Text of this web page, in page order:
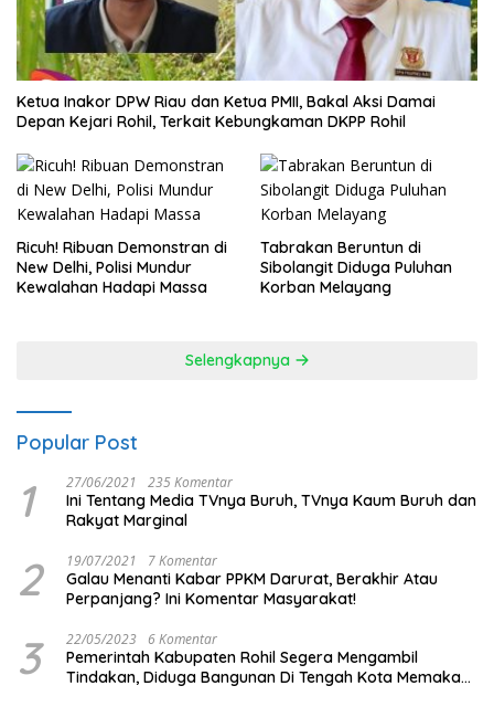
Ketua Inakor DPW Riau dan Ketua PMII, Bakal Aksi Damai
Depan Kejari Rohil, Terkait Kebungkaman DKPP Rohil
Ricuh! Ribuan Demonstran di
New Delhi, Polisi Mundur
Kewalahan Hadapi Massa
Tabrakan Beruntun di
Sibolangit Diduga Puluhan
Korban Melayang
Selengkapnya
Popular Post
1 27/06/2021 235 Komentar
Ini Tentang Media TVnya Buruh, TVnya Kaum Buruh dan
Rakyat Marginal
2 19/07/2021 7 Komentar
Galau Menanti Kabar PPKM Darurat, Berakhir Atau
Perpanjang? Ini Komentar Masyarakat!
3 22/05/2023 6 Komentar
Pemerintah Kabupaten Rohil Segera Mengambil
Tindakan, Diduga Bangunan Di Tengah Kota Memakan